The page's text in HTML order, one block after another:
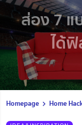
ส่อง 7
ได้
Homepage Home